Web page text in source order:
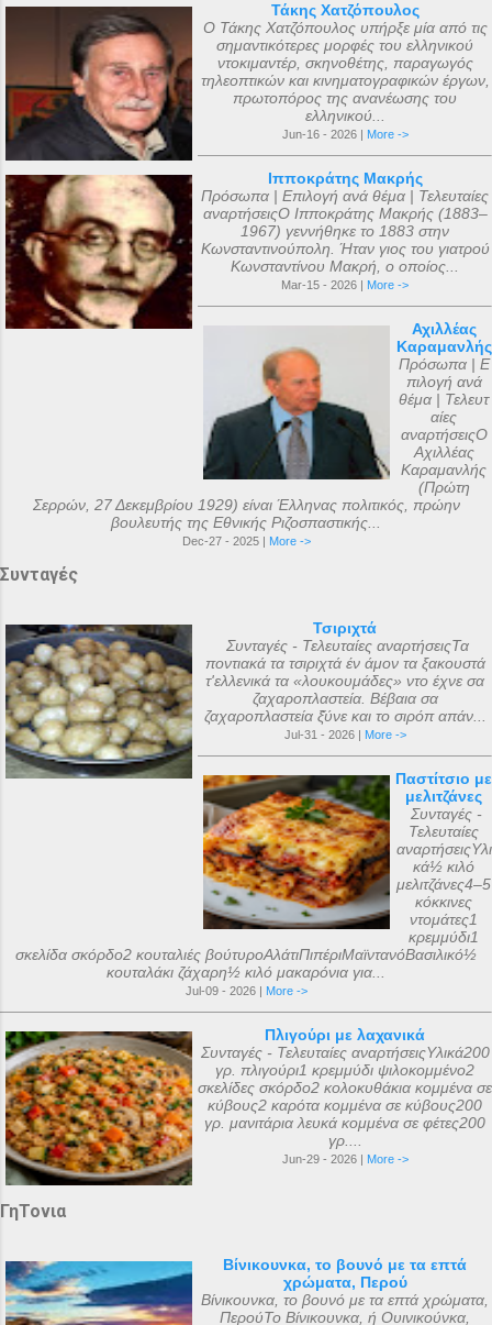
Τάκης Χατζόπουλος
Ο Τάκης Χατζόπουλος υπήρξε μία από τις
σημαντικότερες μορφές του ελληνικού
ντοκιμαντέρ, σκηνοθέτης, παραγωγός
τηλεοπτικών και κινηματογραφικών έργων,
πρωτοπόρος της ανανέωσης του
ελληνικού...
Jun-16 - 2026 | More ->
Ιπποκράτης Μακρής
Πρόσωπα | Επιλογή ανά θέμα | Τελευταίες
αναρτήσειςΟ Ιπποκράτης Μακρής (1883–
1967) γεννήθηκε το 1883 στην
Κωνσταντινούπολη. Ήταν γιος του γιατρού
Κωνσταντίνου Μακρή, ο οποίος...
Mar-15 - 2026 | More ->
Αχιλλέας
Καραμανλής
Πρόσωπα | Ε
πιλογή ανά
θέμα | Τελευτ
αίες
αναρτήσειςΟ
Αχιλλέας
Καραμανλής
(Πρώτη
Σερρών, 27 Δεκεμβρίου 1929) είναι Έλληνας πολιτικός, πρώην
βουλευτής της Εθνικής Ριζοσπαστικής...
Dec-27 - 2025 | More ->
Συνταγές
Τσιριχτά
Συνταγές - Τελευταίες αναρτήσειςΤα
ποντιακά τα τσιριχτά έν άμον τα ξακουστά
τ'ελλενικά τα «λουκουμάδες» ντο έχνε σα
ζαχαροπλαστεία. Βέβαια σα
ζαχαροπλαστεία ξ̌ύνε και το σιρόπ απάν...
Jul-31 - 2026 | More ->
Παστίτσιο με
μελιτζάνες
Συνταγές -
Τελευταίες
αναρτήσειςΥλι
κά½ κιλό
μελιτζάνες4–5
κόκκινες
ντομάτες1
κρεμμύδι1
σκελίδα σκόρδο2 κουταλιές βούτυροΑλάτιΠιπέριΜαϊντανόΒασιλικό½
κουταλάκι ζάχαρη½ κιλό μακαρόνια για...
Jul-09 - 2026 | More ->
Πλιγούρι με λαχανικά
Συνταγές - Τελευταίες αναρτήσειςΥλικά200
γρ. πλιγούρι1 κρεμμύδι ψιλοκομμένο2
σκελίδες σκόρδο2 κολοκυθάκια κομμένα σε
κύβους2 καρότα κομμένα σε κύβους200
γρ. μανιτάρια λευκά κομμένα σε φέτες200
γρ....
Jun-29 - 2026 | More ->
ΓηΤονια
Βίνικουνκα, το βουνό με τα επτά
χρώματα, Περού
Βίνικουνκα, το βουνό με τα επτά χρώματα,
ΠερούΤο Βίνικουνκα, ή Ουινικούνκα,